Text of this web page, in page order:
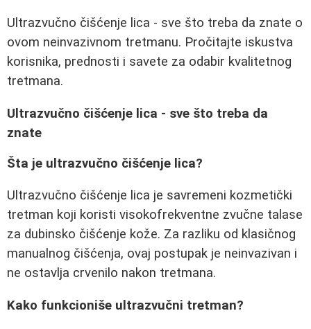
Ultrazvučno čišćenje lica - sve što treba da znate o
ovom neinvazivnom tretmanu. Pročitajte iskustva
korisnika, prednosti i savete za odabir kvalitetnog
tretmana.
Ultrazvučno čišćenje lica - sve što treba da
znate
Šta je ultrazvučno čišćenje lica?
Ultrazvučno čišćenje lica je savremeni kozmetički
tretman koji koristi visokofrekventne zvučne talase
za dubinsko čišćenje kože. Za razliku od klasičnog
manualnog čišćenja, ovaj postupak je neinvazivan i
ne ostavlja crvenilo nakon tretmana.
Kako funkcioniše ultrazvučni tretman?